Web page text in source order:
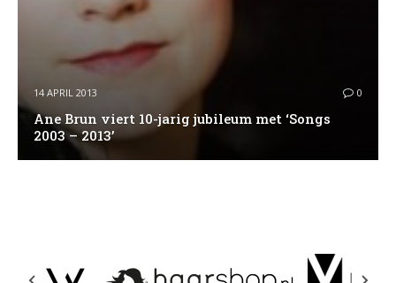
14 APRIL 2013 0
Ane Brun viert 10-jarig jubileum met ‘Songs
2003 – 2013’